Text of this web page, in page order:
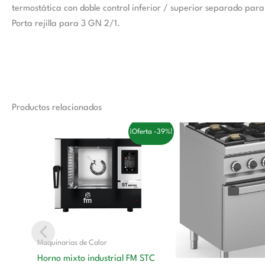
termostática con doble control inferior / superior separado
Porta rejilla para 3 GN 2/1.
Productos relacionados
¡Oferta -39%!
Maquinarias de Calor
Horno mixto industrial FM STC
precio
original
era:
6.200,00 €.
precio
actual
es:
3.770,00 €.
El
precio
original
era:
3.851,00